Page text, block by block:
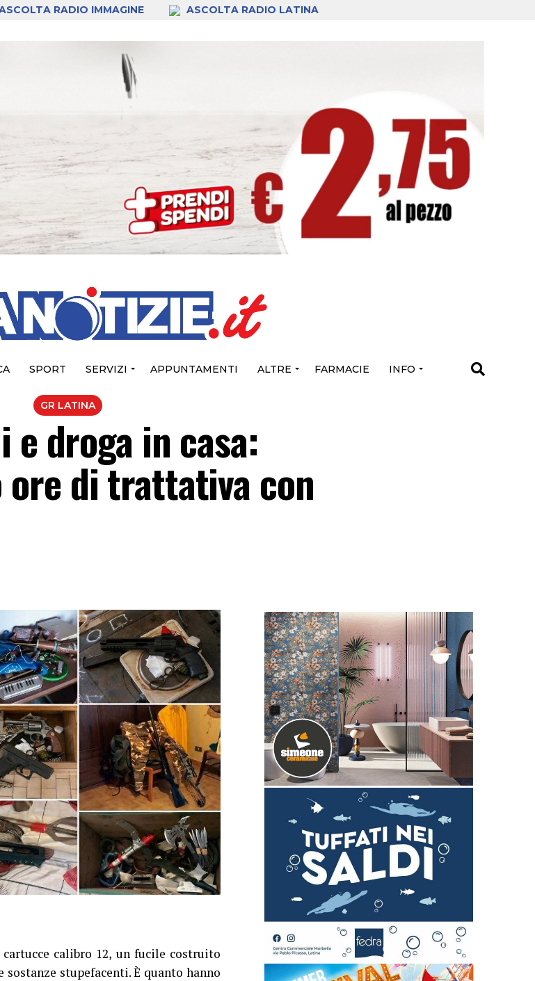
RADIO IMMAGINE ASCOLTA RADIO LATINA
SPORT SERVIZI APPUNTAMENTI ALTRE FARMACIE INFO
GR LATINA
droga in casa:
di trattativa con
calibro 12, un fucile costruito
stupefacenti. È quanto hanno